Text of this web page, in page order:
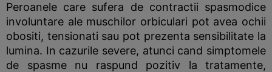
Peroanele care sufera de contractii spasmodice
involuntare ale muschilor orbiculari pot avea ochii
obositi, tensionati sau pot prezenta sensibilitate la
lumina. In cazurile severe, atunci cand simptomele
de spasme nu raspund pozitiv la tratamente,